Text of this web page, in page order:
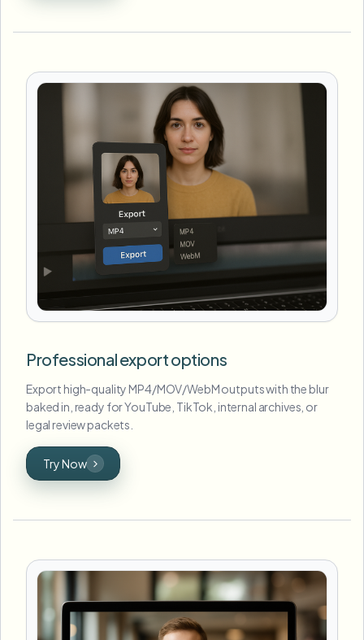
Professional export options
Export high-quality MP4/MOV/WebM outputs with the blur
baked in, ready for YouTube, TikTok, internal archives, or
legal review packets.
Try Now